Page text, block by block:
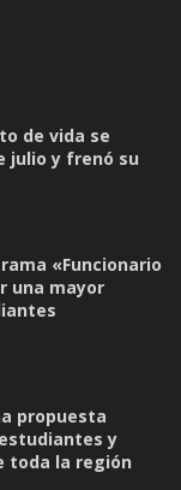
de vida se
julio y frenó su
«Funcionario
una mayor
propuesta
y
toda la región